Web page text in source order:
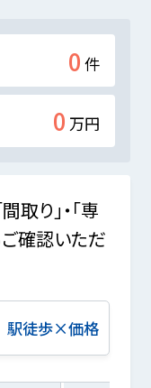
0 件
0 万円
り」・「専
ご確認いただ
駅徒歩×価格